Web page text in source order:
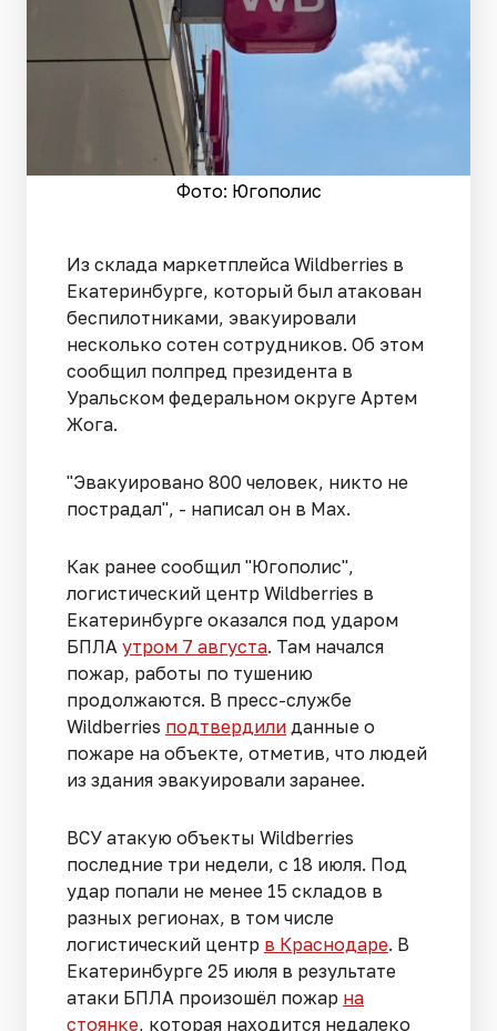
Фото: Югополис
Из склада маркетплейса Wildberries в
Екатеринбурге, который был атакован
беспилотниками, эвакуировали
несколько сотен сотрудников. Об этом
сообщил полпред президента в
Уральском федеральном округе Артем
Жога.
"Эвакуировано 800 человек, никто не
пострадал", - написал он в Max.
Как ранее сообщил "Югополис",
логистический центр Wildberries в
Екатеринбурге оказался под ударом
БПЛА утром 7 августа. Там начался
пожар, работы по тушению
продолжаются. В пресс-службе
Wildberries подтвердили данные о
пожаре на объекте, отметив, что людей
из здания эвакуировали заранее.
ВСУ атакую объекты Wildberries
последние три недели, с 18 июля. Под
удар попали не менее 15 складов в
разных регионах, в том числе
логистический центр в Краснодаре. В
Екатеринбурге 25 июля в результате
атаки БПЛА произошёл пожар на
стоянке, которая находится недалеко